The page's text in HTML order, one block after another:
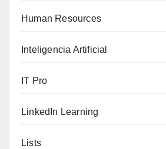
Human Resources
Inteligencia Artificial
IT Pro
LinkedIn Learning
Lists